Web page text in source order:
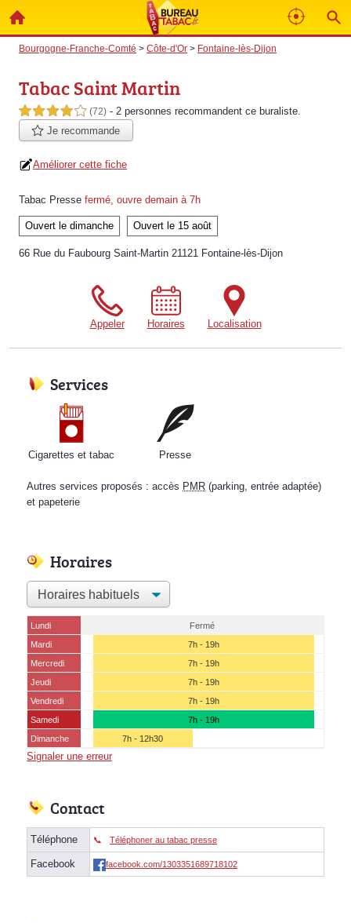
Bourgogne-Franche-Comté > Côte-d'Or > Fontaine-lès-Dijon
Tabac Saint Martin
4,0 étoiles sur 5 (72) - 2 personnes recommandent ce buraliste.
Je recommande
Améliorer cette fiche
Tabac Presse fermé, ouvre demain à 7h
Ouvert le dimanche Ouvert le 15 août
66 Rue du Faubourg Saint-Martin 21121 Fontaine-lès-Dijon
Appeler Horaires Localisation
Services
Cigarettes et tabac Presse
Autres services proposés : accès PMR (parking, entrée adaptée)
et papeterie
Horaires
Lundi
Fermé
Mardi
7h - 19h
Mercredi
7h - 19h
Jeudi
7h - 19h
Vendredi
7h - 19h
Samedi
7h - 19h
Dimanche
7h - 12h30
Signaler une erreur
Contact
Téléphone Téléphoner au tabac presse
Facebook facebook.com/1303351689718102